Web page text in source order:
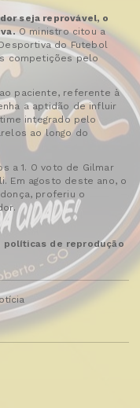
seja reprovável, o
O ministro citou a
do Futebol
competições pelo
paciente, referente à
a aptidão de influir
integrado pelo
ao longo do
a 1. O voto de Gilmar
Em agosto deste ano, o
proferiu o
políticas de reprodução